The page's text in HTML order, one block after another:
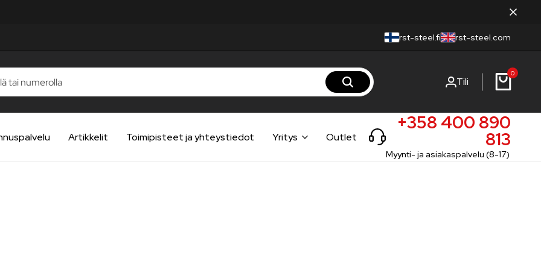
rst-steel.fi rst-steel.com
Tili
0
Artikkelit Toimipisteet ja yhteystiedot Yritys Outlet
+358 400 890
813
Myynti- ja asiakaspalvelu (8-17)